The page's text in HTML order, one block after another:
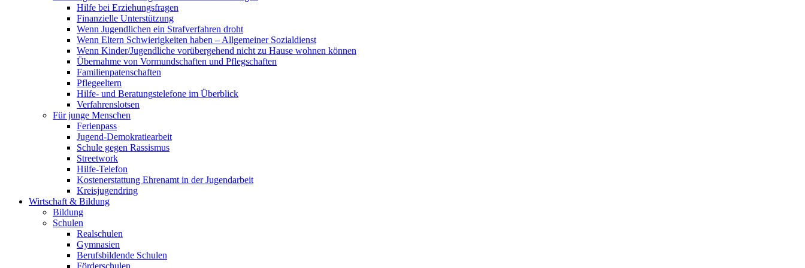
Hilfe bei Erziehungsfragen
Finanzielle Unterstützung
Wenn Jugendlichen ein Strafverfahren droht
Wenn Eltern Schwierigkeiten haben – Allgemeiner Sozialdienst
Wenn Kinder/Jugendliche vorübergehend nicht zu Hause wohnen können
Übernahme von Vormundschaften und Pflegschaften
Familienpatenschaften
Pflegeeltern
Hilfe- und Beratungstelefone im Überblick
Verfahrenslotsen
Für junge Menschen
Ferienpass
Jugend-Demokratiearbeit
Schule gegen Rassismus
Streetwork
Hilfe-Telefon
Kostenerstattung Ehrenamt in der Jugendarbeit
Kreisjugendring
Wirtschaft & Bildung
Bildung
Schulen
Realschulen
Gymnasien
Berufsbildende Schulen
Förderschulen